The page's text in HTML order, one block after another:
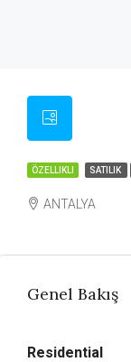
ÖZELLIKLI SATILIK
ANTALYA
Genel Bakış
Residential